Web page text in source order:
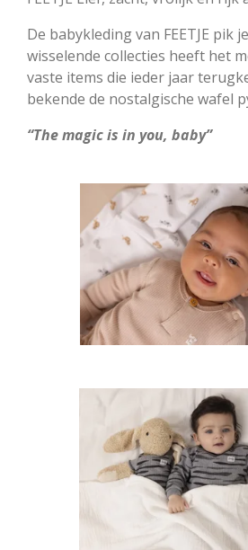
De babykle­ding van FEETJE pik
wisselende collecties heeft het
vaste items die ieder jaar
bekende de nostalgische wafel
“The magic is in you, baby”